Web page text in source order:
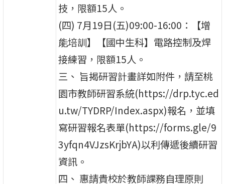
技，限額15人。
(四) 7月19日(五)09:00-16:00：【增
能培訓】【國中生科】電路控制及焊
接練習，限額15人。
三、 旨揭研習計畫詳如附件，請至桃
園市教師研習系統(https://drp.tyc.ed
u.tw/TYDRP/Index.aspx)報名，並填
寫研習報名表單(https://forms.gle/9
3yfqn4VJzsKrjbYA)以利傳遞後續研習
資訊。
四、 惠請貴校於教師課務自理原則